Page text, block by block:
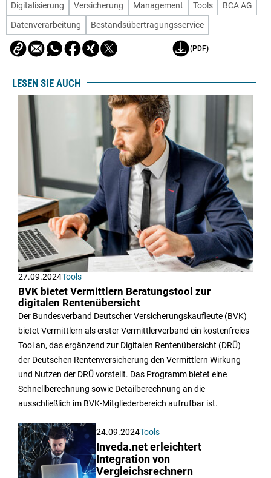
Digitalisierung Versicherung Management Tools
BCA AG
Datenverarbeitung
Bestandsübertragungsservice
(PDF)
LESEN SIE AUCH
27.09.2024Tools
BVK bietet Vermittlern Beratungstool zur
digitalen Rentenübersicht
Der Bundesverband Deutscher Versicherungskaufleute (BVK)
bietet Vermittlern als erster Vermittlerverband ein kostenfreies
Tool an, das ergänzend zur Digitalen Rentenübersicht (DRÜ)
der Deutschen Rentenversicherung den Vermittlern Wirkung
und Nutzen der DRÜ vorstellt. Das Programm bietet eine
Schnellberechnung sowie Detailberechnung an die
ausschließlich im BVK-Mitgliederbereich aufrufbar ist.
24.09.2024Tools
Inveda.net erleichtert
Integration von
Vergleichsrechnern